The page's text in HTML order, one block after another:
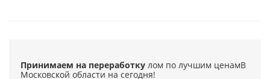
Принимаем на переработку лом по лучшим ценамВ
Московской области на сегодня!